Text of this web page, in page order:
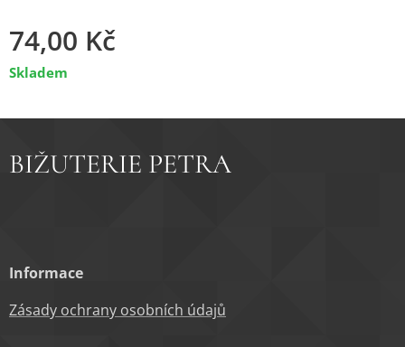
74,00 Kč
Skladem
BIŽUTERIE PETRA
Informace
Zásady ochrany osobních údajů